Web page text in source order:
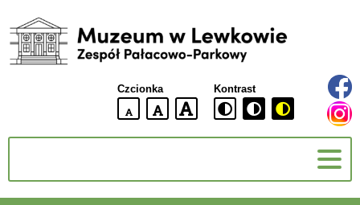
Muzeum
w
Czcionka
domyślna
czcionki
większa
czcionki
największa
czcionka
Kontrast